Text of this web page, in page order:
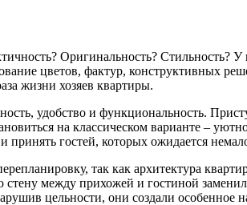
Оригинальность? Стильность?
цветов, фактур, конструктивных
жизни хозяев квартиры.
удобство и функциональность.
на классическом варианте –
принять гостей, которых ожидается
так как архитектура
стену между прихожей и гостиной
цельности, они создали особенное